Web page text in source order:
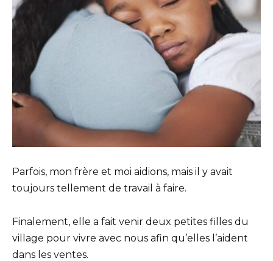
Parfois, mon frère et moi aidions, mais il y avait
toujours tellement de travail à faire.
Finalement, elle a fait venir deux petites filles du
village pour vivre avec nous afin qu’elles l’aident
dans les ventes.